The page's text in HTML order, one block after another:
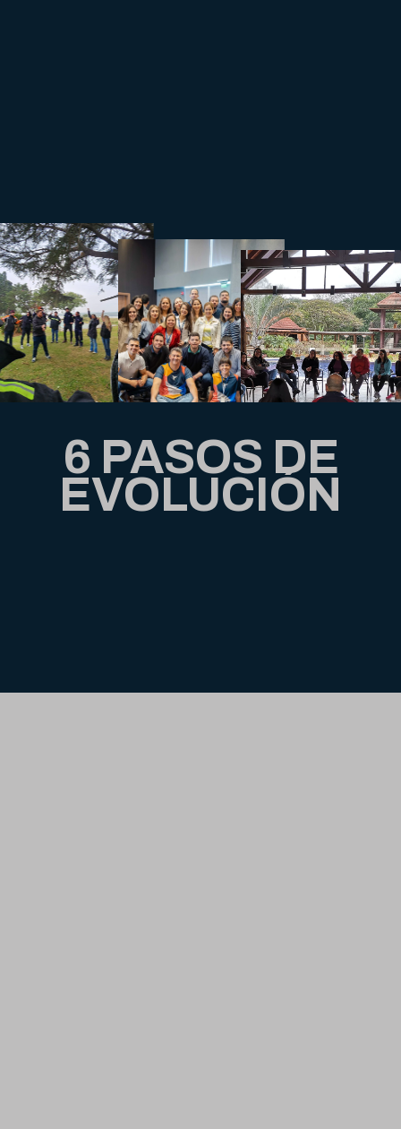
6 PASOS DE
EVOLUCIÓN